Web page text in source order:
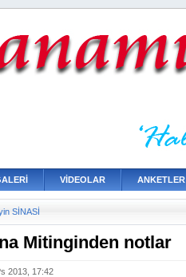
VİDEOLAR ANKETLER
SİNASİ
Mitinginden notlar
2013, 17:42